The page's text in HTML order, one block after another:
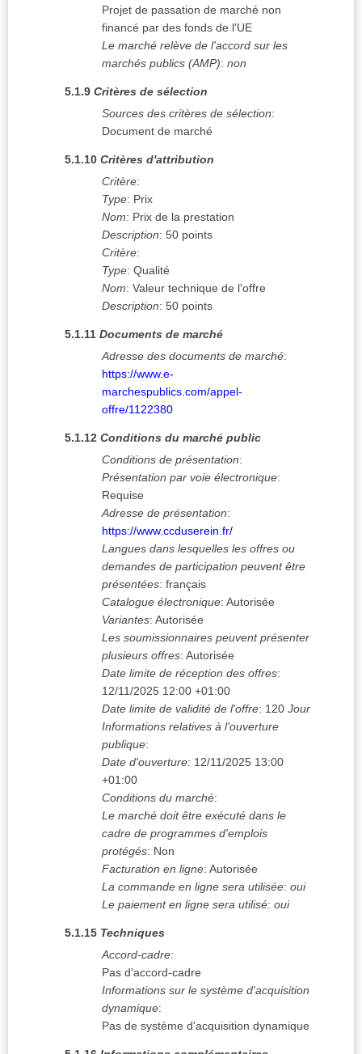
Projet de passation de marché non
financé par des fonds de l'UE
Le marché relève de l'accord sur les
marchés publics (AMP): non
5.1.9 Critères de sélection
Sources des critères de sélection:
Document de marché
5.1.10 Critères d'attribution
Critère:
Type: Prix
Nom: Prix de la prestation
Description: 50 points
Critère:
Type: Qualité
Nom: Valeur technique de l'offre
Description: 50 points
5.1.11 Documents de marché
Adresse des documents de marché:
https://www.e-
marchespublics.com/appel-
offre/1122380
5.1.12 Conditions du marché public
Conditions de présentation:
Présentation par voie électronique:
Requise
Adresse de présentation:
https://www.ccduserein.fr/
Langues dans lesquelles les offres ou
demandes de participation peuvent être
présentées: français
Catalogue électronique: Autorisée
Variantes: Autorisée
Les soumissionnaires peuvent présenter
plusieurs offres: Autorisée
Date limite de réception des offres:
12/11/2025 12:00 +01:00
Date limite de validité de l'offre: 120 Jour
Informations relatives à l'ouverture
publique:
Date d'ouverture: 12/11/2025 13:00
+01:00
Conditions du marché:
Le marché doit être exécuté dans le
cadre de programmes d'emplois
protégés: Non
Facturation en ligne: Autorisée
La commande en ligne sera utilisée: oui
Le paiement en ligne sera utilisé: oui
5.1.15 Techniques
Accord-cadre:
Pas d'accord-cadre
Informations sur le système d'acquisition
dynamique:
Pas de système d'acquisition dynamique